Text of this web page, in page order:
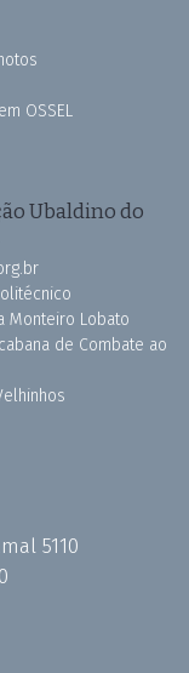
OSSEL
Ubaldino do
Monteiro Lobato
de Combate ao
5110